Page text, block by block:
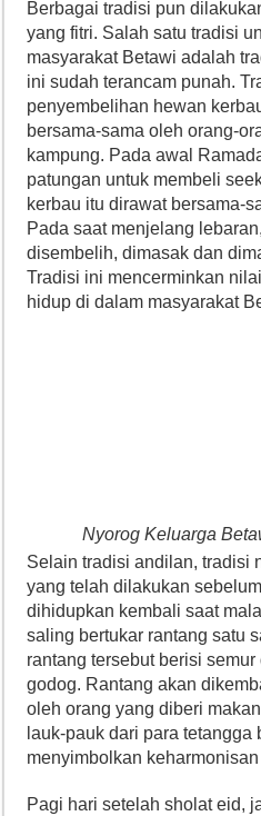
Berbagai tradisi pun
yang fitri. Salah satu tradisi
masyarakat Betawi adalah
ini sudah terancam punah.
penyembelihan hewan
bersama-sama oleh orang-
kampung. Pada awal
patungan untuk membeli
kerbau itu dirawat bersama-
Pada saat menjelang
disembelih, dimasak dan
Tradisi ini mencerminkan
hidup di dalam masyarakat
Nyorog Keluarga
Selain tradisi andilan, tradisi
yang telah dilakukan
dihidupkan kembali saat
saling bertukar rantang satu
rantang tersebut berisi
godog. Rantang akan
oleh orang yang diberi
lauk-pauk dari para
menyimbolkan
Pagi hari setelah sholat eid,